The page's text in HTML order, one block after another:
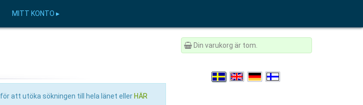
MITT KONTO ▸
för att utöka sökningen till hela länet eller HÄR
Din varukorg är tom.